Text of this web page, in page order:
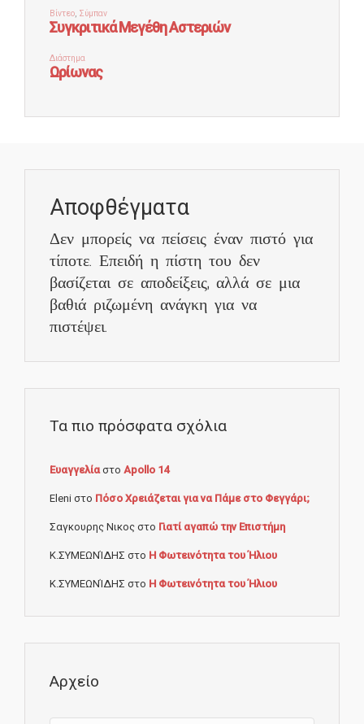
Αποφθέγματα
Δεν μπορείς να πείσεις έναν πιστό για
τίποτε. Επειδή η πίστη του δεν
βασίζεται σε αποδείξεις, αλλά σε μια
βαθιά ριζωμένη ανάγκη για να
πιστέψει.
Τα πιο πρόσφατα σχόλια
Ευαγγελίαστο Apollo 14
Eleni στο Πόσο Χρειάζεται για να Πάμε στο Φεγγάρι;
Σαγκουρης Νικος στο Γιατί αγαπώ την Επιστήμη
Κ.ΣΥΜΕΩΝΊΔΗΣ στο Η Φωτεινότητα του Ήλιου
Κ.ΣΥΜΕΩΝΊΔΗΣ στο Η Φωτεινότητα του Ήλιου
Αρχείο